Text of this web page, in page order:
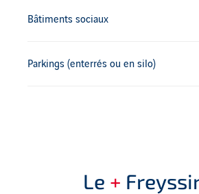
Bâtiments sociaux
Parkings (enterrés ou en silo)
Le +